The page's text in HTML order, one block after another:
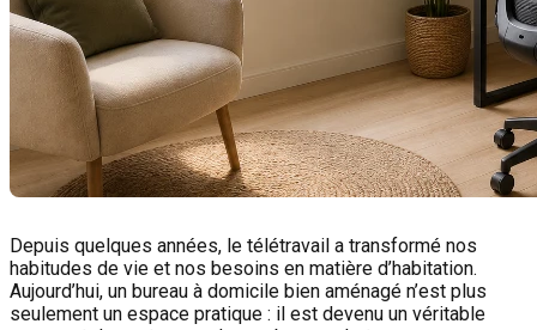
Depuis quelques années, le télétravail a transformé nos
habitudes de vie et nos besoins en matière d’habitation.
Aujourd’hui, un bureau à domicile bien aménagé n’est plus
seulement un espace pratique : il est devenu un véritable